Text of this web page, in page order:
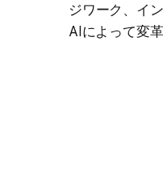
ジワーク、イ
AIによって変